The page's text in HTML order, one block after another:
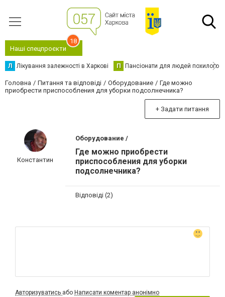
Наші спецпроєкти
18
Л Лікування залежності в Харкові П Пансіонати для людей похилого
Головна Питання та відповіді Оборудование
Где можно
приобрести приспособления для уборки подсолнечника?
+ Задати питання
Константин
Оборудование /
Где можно приобрести
приспособления для уборки
подсолнечника?
Відповіді (2)
Авторизуватись або Написати коментар анонімно